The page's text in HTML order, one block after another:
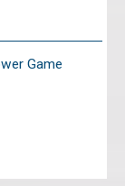
Game